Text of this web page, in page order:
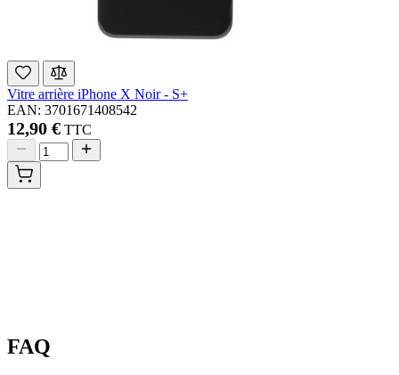
Vitre arrière iPhone X Noir - S+
EAN: 3701671408542
12,90 € TTC
FAQ